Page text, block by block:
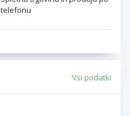
telefonu
Vsi podatki